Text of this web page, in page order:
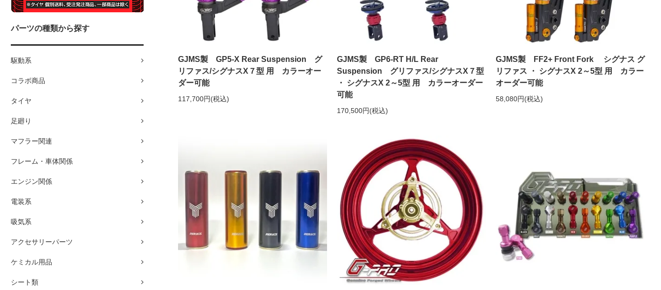
パーツの種類から探す
駆動系
コラボ商品
タイヤ
足廻り
マフラー関連
フレーム・車体関係
エンジン関係
電装系
吸気系
アクセサリーパーツ
ケミカル用品
シート類
GJMS製 GP5-X Rear Suspension グ
リファス/シグナスX７型 用 カラーオー
ダー可能
117,700円(税込)
GJMS製 GP6-RT H/L Rear
Suspension グリファス/シグナスX７型
・ シグナスX 2～5型 用 カラーオーダー
可能
170,500円(税込)
GJMS製 FF2+ Front Fork シグナス グ
リファス ・ シグナスX 2～5型 用 カラー
オーダー可能
58,080円(税込)